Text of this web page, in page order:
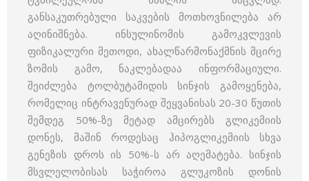
განსაკუთრებული საკვების მოთხოვნილება არ
აღინიშნება. ინსულინომის გამოკვლევის
ფიზიკალური მეთოდი, ახალწარმონაქმნის მცირე
ზომის გამო, ნაკლებადაა ინფორმაციული.
შეიძლება ტოლბუტამიდის სინჯის გამოყენება,
რომელიც ინტრავენურად შეყვანისას 20-30 წუთის
შემდეგ 50%-ზე მეტად ამცირებს გლიკემიის
დონეს, მაშინ როდესაც ჰიპოგლიკემიის სხვა
გენეზის დროს ის 50%-ს არ აღემატება. სინჯის
მსვლელობისას საჭიროა გლუკოზის დონის